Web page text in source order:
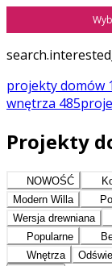
projekty domów
wnętrza 485
Projekty
NOWOŚĆ
Modern Willa
Wersja drewniana
Popularne
Wnętrza